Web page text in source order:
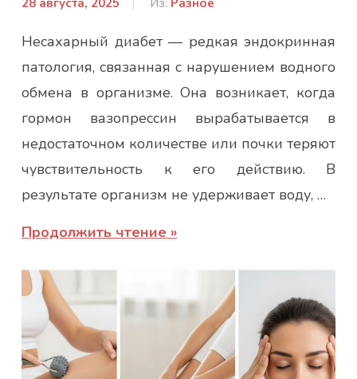
28 августа, 2025
От:
Юлія
Из: Разное
Несахарный диабет — редкая эндокринная
патология, связанная с нарушением водного
обмена в организме. Она возникает, когда
гормон вазопрессин вырабатывается в
недостаточном количестве или почки теряют
чувствительность к его действию. В
результате организм не удерживает воду, …
Продолжить чтение